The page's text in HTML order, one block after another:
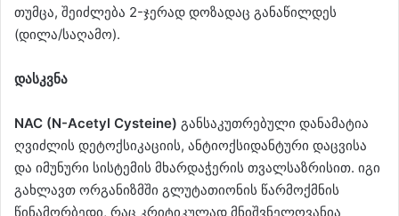
თუმცა, შეიძლება 2-ჯერად დოზადაც განაწილდეს
(დილა/საღამო).
დასკვნა
NAC (N-Acetyl Cysteine) განსაკუთრებული დანამატია
ღვიძლის დეტოქსიკაციის, ანტიოქსიდანტური დაცვისა
და იმუნური სისტემის მხარდაჭერის თვალსაზრისით. იგი
გახლავთ ორგანიზმში გლუტათიონის წარმოქმნის
წინამორბედი, რაც კრიტიკულად მნიშვნელოვანია